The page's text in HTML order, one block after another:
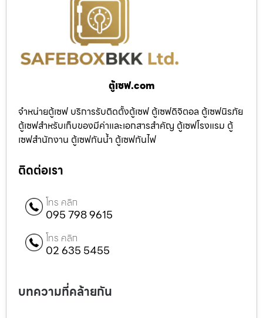
ตู้เซฟ.com
จำหน่ายตู้เซฟ บริการรับติดตั้งตู้เซฟ ตู้เซฟดิจิตอล ตู้เซฟนิรภัย
ตู้เซฟสำหรับเก็บของมีค่าและเอกสารสำคัญ ตู้เซฟโรงแรม ตู้
เซฟสำนักงาน ตู้เซฟกันน้ำ ตู้เซฟกันไฟ
ติดต่อเรา
โทร คลิก
095 798 9615
โทร คลิก
02 635 5455
บทความที่คล้ายกัน